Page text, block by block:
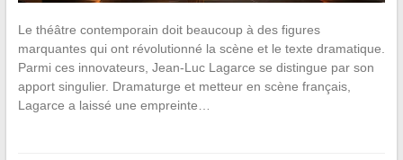
Le théâtre contemporain doit beaucoup à des figures
marquantes qui ont révolutionné la scène et le texte dramatique.
Parmi ces innovateurs, Jean-Luc Lagarce se distingue par son
apport singulier. Dramaturge et metteur en scène français,
Lagarce a laissé une empreinte…